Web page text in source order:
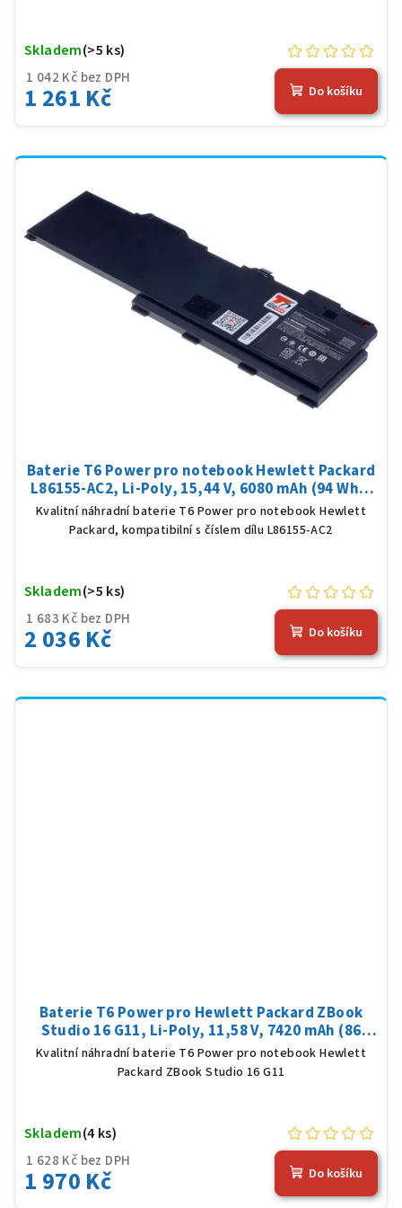
1 042 Kč bez DPH
1 261 Kč
Skladem(>5 ks)
Do košíku
Baterie T6 Power pro notebook Hewlett Packard
L86155-AC2, Li-Poly, 15,44 V, 6080 mAh (94 Wh),
černá
Kvalitní náhradní baterie T6 Power pro notebook Hewlett
Packard, kompatibilní s číslem dílu L86155-AC2
1 683 Kč bez DPH
2 036 Kč
Skladem(>5 ks)
Do košíku
Baterie T6 Power pro Hewlett Packard ZBook
Studio 16 G11, Li-Poly, 11,58 V, 7420 mAh (86
Wh), černá
Kvalitní náhradní baterie T6 Power pro notebook Hewlett
Packard ZBook Studio 16 G11
1 628 Kč bez DPH
1 970 Kč
Skladem(4 ks)
Do košíku